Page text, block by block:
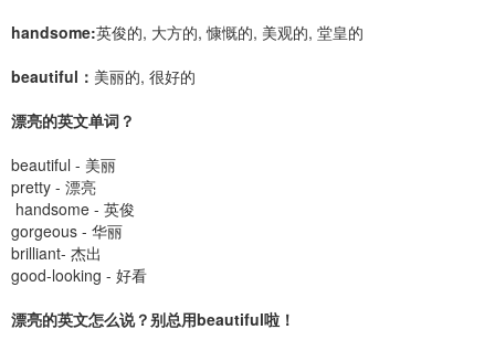
handsome:英俊的, 大方的, 慷慨的, 美观的, 堂皇的
beautiful： 美丽的, 很好的
漂亮的英文单词？
beautiful - 美丽
pretty - 漂亮
handsome - 英俊
gorgeous - 华丽
brilliant- 杰出
good-looking - 好看
漂亮的英文怎么说？别总用beautiful啦！